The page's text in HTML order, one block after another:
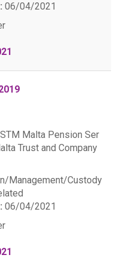
06/04/2021
STM Malta Pension Ser
Trust and Company
Management/Custody
06/04/2021